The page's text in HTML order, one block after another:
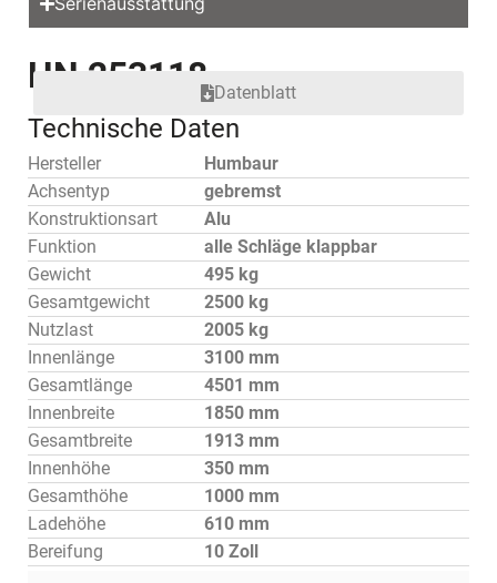
HN 253118 Datenblatt
Technische Daten
Hersteller
Humbaur
Achsentyp
gebremst
Konstruktionsart
Alu
Funktion
alle Schläge klappbar
Gewicht
495 kg
Gesamtgewicht
2500 kg
Nutzlast
2005 kg
Innenlänge
3100 mm
Gesamtlänge
4501 mm
Innenbreite
1850 mm
Gesamtbreite
1913 mm
Innenhöhe
350 mm
Gesamthöhe
1000 mm
Ladehöhe
610 mm
Bereifung
10 Zoll